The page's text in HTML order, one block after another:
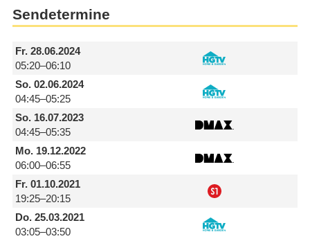
Sendetermine
Fr.28.06.2024
05:20–06:10
So.02.06.2024
04:45–05:25
So.16.07.2023
04:45–05:35
Mo.19.12.2022
06:00–06:55
Fr.01.10.2021
19:25–20:15
Do.25.03.2021
03:05–03:50